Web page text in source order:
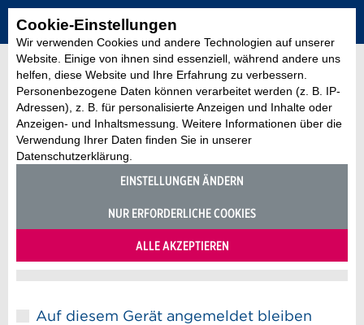
Cookie-Einstellungen
Wir verwenden Cookies und andere Technologien auf unserer
Website. Einige von ihnen sind essenziell, während andere uns
helfen, diese Website und Ihre Erfahrung zu verbessern.
Personenbezogene Daten können verarbeitet werden (z. B. IP-
Adressen), z. B. für personalisierte Anzeigen und Inhalte oder
Anzeigen- und Inhaltsmessung. Weitere Informationen über die
Verwendung Ihrer Daten finden Sie in unserer
Datenschutzerklärung.
EINSTELLUNGEN ÄNDERN
NUR ERFORDERLICHE COOKIES
ALLE AKZEPTIEREN
Mein Account
Login
Bitte geben Sie Ihren Benutzernamen und Ihr
Auf diesem Gerät angemeldet bleiben